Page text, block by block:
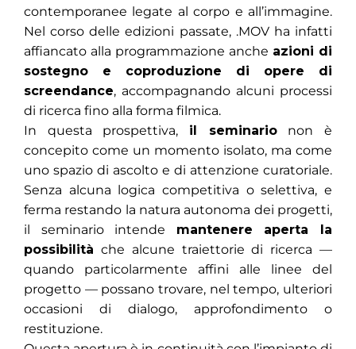
contemporanee legate al corpo e all’immagine.
Nel corso delle edizioni passate, .MOV ha infatti
affiancato alla programmazione anche azioni di
sostegno e coproduzione di opere di
screendance, accompagnando alcuni processi
di ricerca fino alla forma filmica.
In questa prospettiva, il seminarionon è
concepito come un momento isolato, ma come
uno spazio di ascolto e di attenzione curatoriale.
Senza alcuna logica competitiva o selettiva, e
ferma restando la natura autonoma dei progetti,
il seminario intende mantenere aperta la
possibilità che alcune traiettorie di ricerca —
quando particolarmente affini alle linee del
progetto — possano trovare, nel tempo, ulteriori
occasioni di dialogo, approfondimento o
restituzione.